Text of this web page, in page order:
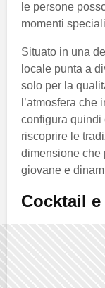
le persone
momenti
Situato in una
locale punta a
solo per la
l’atmosfera
configura quindi
riscoprire le
dimensione che
giovane e
Cocktail